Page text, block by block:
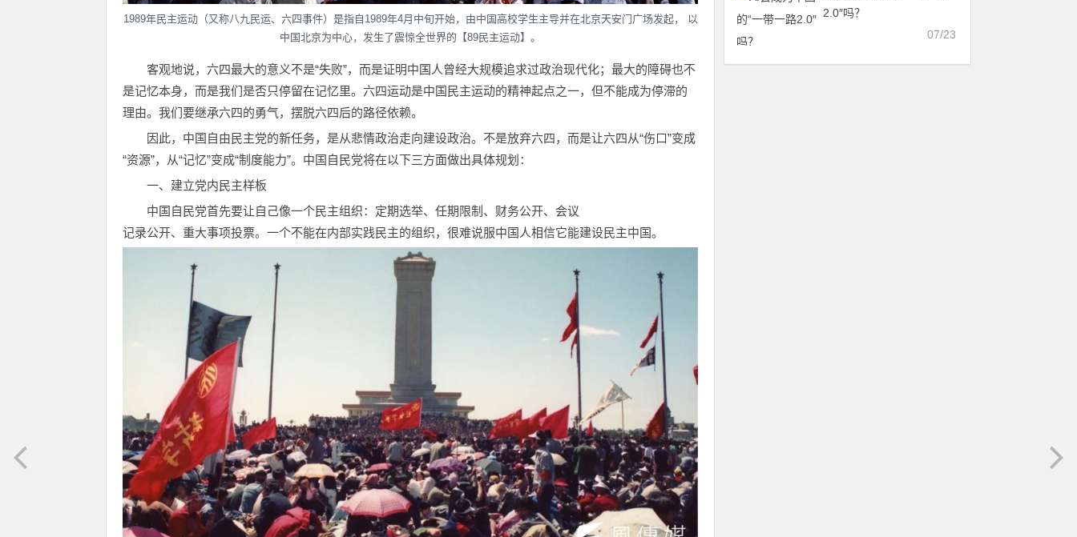
1989年民主运动（又称八九民运、六四事件）是指自1989年4月中旬开始，由中国高校学生主导并在北京天安门广场发起， 以
中国北京为中心，发生了震惊全世界的【89民主运动】。
客观地说，六四最大的意义不是“失败”，而是证明中国人曾经大规模追求过政治现代化；最大的障碍也不
是记忆本身，而是我们是否只停留在记忆里。六四运动是中国民主运动的精神起点之一，但不能成为停滞的
理由。我们要继承六四的勇气，摆脱六四后的路径依赖。
因此，中国自由民主党的新任务，是从悲情政治走向建设政治。不是放弃六四，而是让六四从“伤口”变成
“资源”，从“记忆”变成“制度能力”。中国自民党将在以下三方面做出具体规划：
一、建立党内民主样板
中国自民党首先要让自己像一个民主组织：定期选举、任期限制、财务公开、会议
记录公开、重大事项投票。一个不能在内部实践民主的组织，很难说服中国人相信它能建设民主中国。
2.0″吗？
07/23